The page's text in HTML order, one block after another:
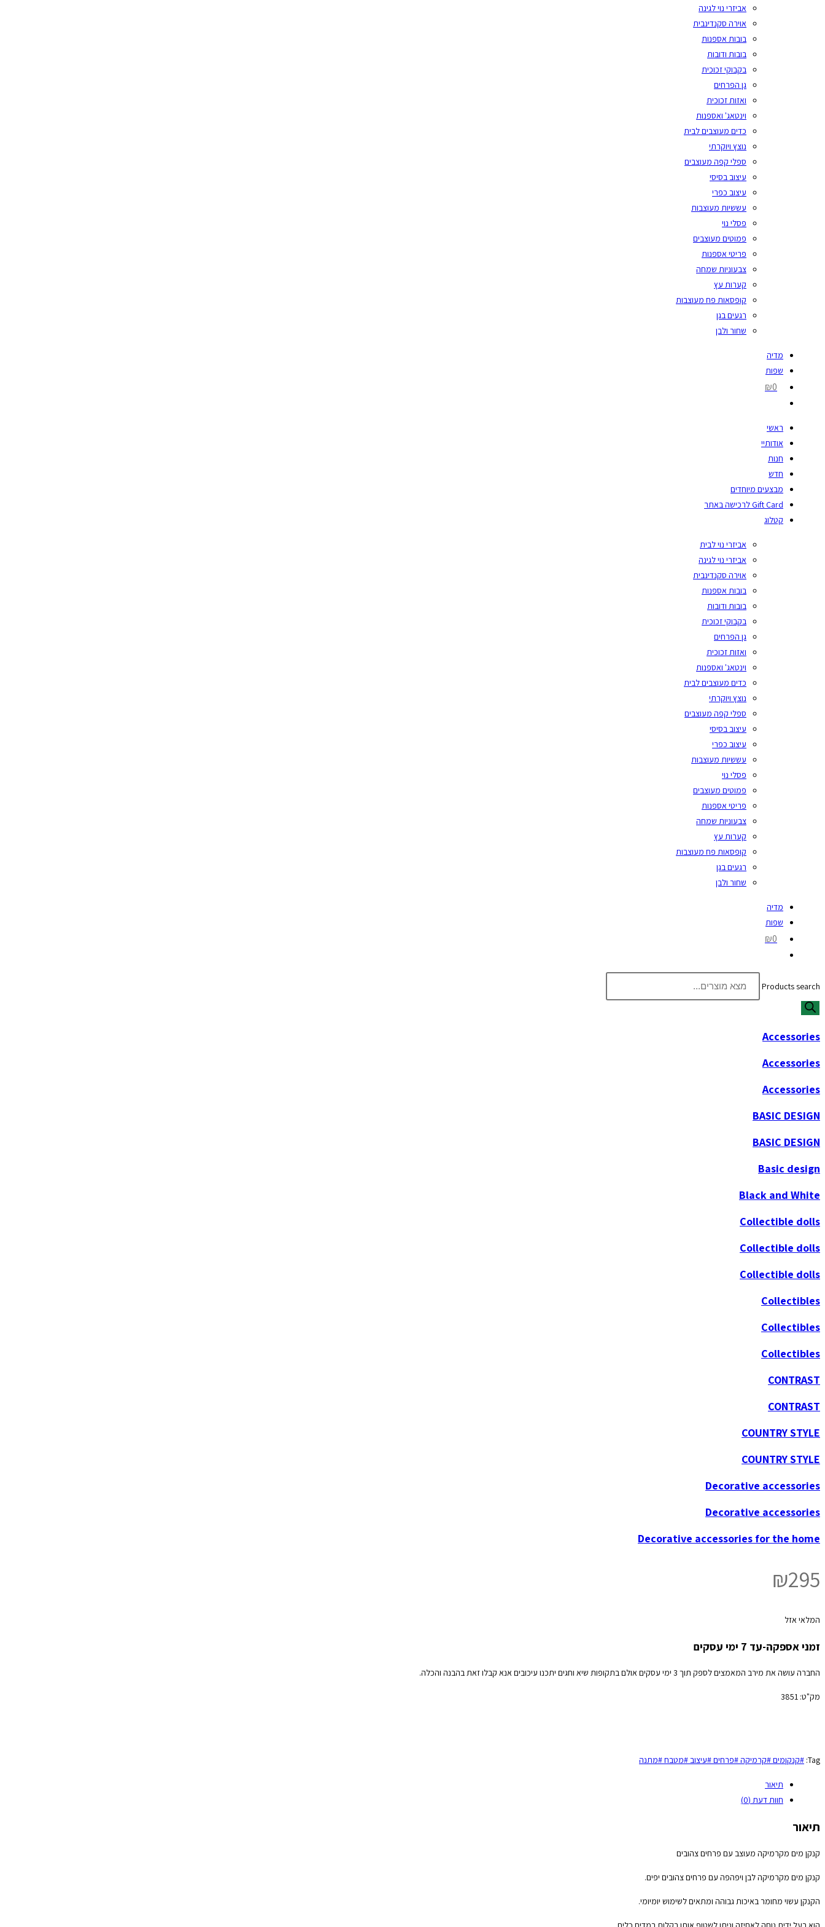
אביזרי נוי לגינה
אוירה סקנדינבית
בובות אספנות
בובות ודובות
בקבוקי זכוכית
גן הפרחים
ואזות זכוכית
וינטאג' ואספנות
כדים מעוצבים לבית
נוצץ ויוקרתי
ספלי קפה מעוצבים
עיצוב בסיסי
עיצוב כפרי
עששיות מעוצבות
פסלי נוי
פמוטים מעוצבים
פריטי אספנות
צבעוניות שמחה
קערות עץ
קופסאות פח מעוצבות
רגעים בגן
שחור ולבן
מדיה
שפות
₪0
ראשי
אודותיי
חנות
חדש
מבצעים מיוחדים
Gift Card לרכישה באתר
קטלוג
אביזרי נוי לבית
אביזרי נוי לגינה
אוירה סקנדינבית
בובות אספנות
בובות ודובות
בקבוקי זכוכית
גן הפרחים
ואזות זכוכית
וינטאג' ואספנות
כדים מעוצבים לבית
נוצץ ויוקרתי
ספלי קפה מעוצבים
עיצוב בסיסי
עיצוב כפרי
עששיות מעוצבות
פסלי נוי
פמוטים מעוצבים
פריטי אספנות
צבעוניות שמחה
קערות עץ
קופסאות פח מעוצבות
רגעים בגן
שחור ולבן
מדיה
שפות
₪0
Products search
Accessories
Accessories
Accessories
BASIC DESIGN
BASIC DESIGN
Basic design
Black and White
Collectible dolls
Collectible dolls
Collectible dolls
Collectibles
Collectibles
Collectibles
CONTRAST
CONTRAST
COUNTRY STYLE
COUNTRY STYLE
Decorative accessories
Decorative accessories
Decorative accessories for the home
₪295
המלאי אזל
זמני אספקה-עד 7 ימי עסקים
החברה עושה את מירב המאמצים לספק תוך 3 ימי עסקים אולם בתקופות שיא וחגים יתכנו עיכובים אנא קבלו זאת בהבנה והכלה.
מק"ט: 3851
Tag: #קנקןמים #קרמיקה #פרחים #עיצוב #מטבח #מתנה
תיאור
חוות דעת (0)
תיאור
קנקן מים מקרמיקה מעוצב עם פרחים צהובים
קנקן מים מקרמיקה לבן ויפהפה עם פרחים צהובים יפים.
הקנקן עשוי מחומר באיכות גבוהה ומתאים לשימוש יומיומי.